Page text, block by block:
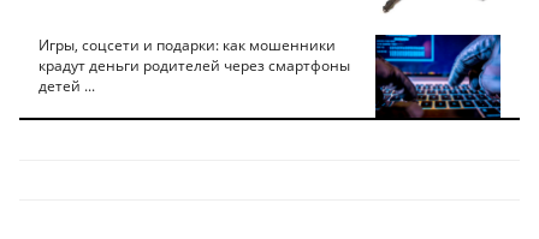
Игры, соцсети и подарки: как мошенники
крадут деньги родителей через смартфоны
детей ...